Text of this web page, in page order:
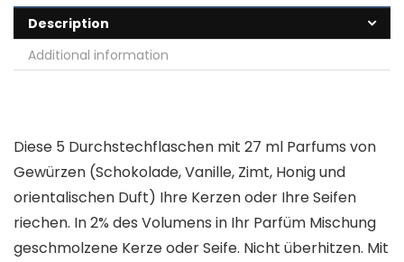
Description
Additional information
Diese 5 Durchstechflaschen mit 27 ml Parfums von
Gewürzen (Schokolade, Vanille, Zimt, Honig und
orientalischen Duft) Ihre Kerzen oder Ihre Seifen
riechen. In 2% des Volumens in Ihr Parfüm Mischung
geschmolzene Kerze oder Seife. Nicht überhitzen. Mit